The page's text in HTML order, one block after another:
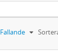
Fallande